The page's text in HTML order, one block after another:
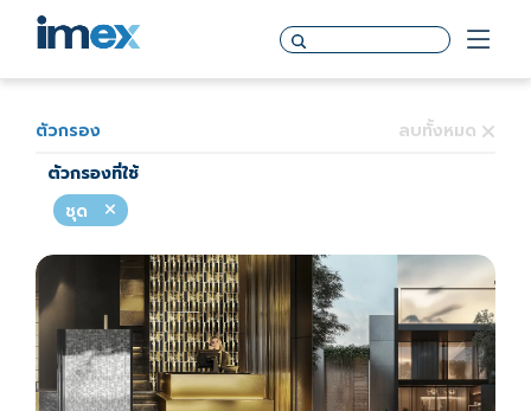
ตัวกรอง
ลบทั้งหมด
ตัวกรองที่ใช้
ชุด